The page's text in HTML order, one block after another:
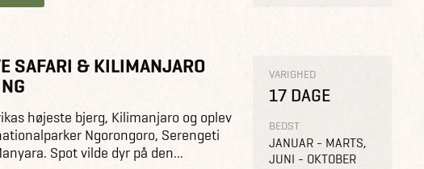
SAFARI & KILIMANJARO
højeste bjerg, Kilimanjaro og oplev
Ngorongoro, Serengeti
Spot vilde dyr på den...
VARIGHED
17 DAGE
BEDST
JANUAR - MARTS,
JUNI - OKTOBER